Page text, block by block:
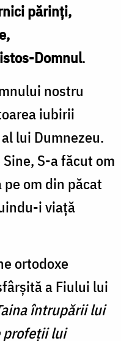
părinți,
Domnul.
nostru
iubirii
lui Dumnezeu.
S-a făcut om
om din păcat
i viață
ortodoxe
a Fiului lui
întrupării lui
profeții lui